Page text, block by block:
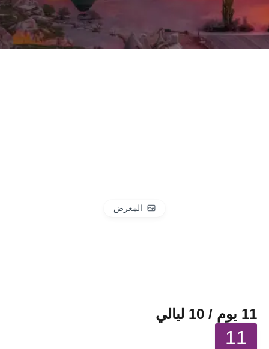
المعرض
11 يوم / 10 ليالي
11